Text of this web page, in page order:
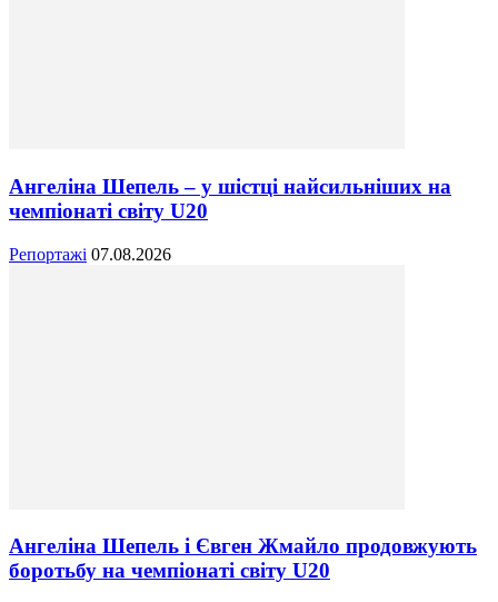
Ангеліна Шепель – у шістці найсильніших на
чемпіонаті світу U20
Репортажі 07.08.2026
Ангеліна Шепель і Євген Жмайло продовжують
боротьбу на чемпіонаті світу U20